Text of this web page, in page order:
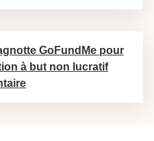
GoFundMe pour
à but non lucratif